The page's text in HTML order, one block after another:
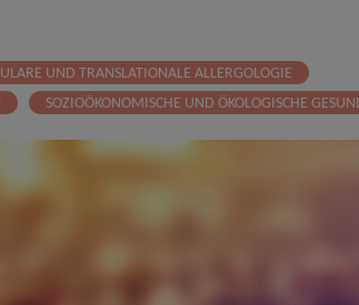
UND TRANSLATIONALE ALLERGOLOGIE
SOZIOÖKONOMISCHE UND ÖKOLOGISCHE